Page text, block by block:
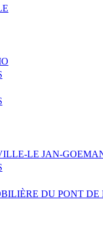
LE JAN-
DU PONT